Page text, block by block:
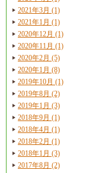
2021年3月 (1)
2021年1月 (1)
2020年12月 (1)
2020年11月 (1)
2020年2月 (5)
2020年1月 (8)
2019年10月 (1)
2019年8月 (2)
2019年1月 (3)
2018年9月 (1)
2018年4月 (1)
2018年2月 (1)
2018年1月 (3)
2017年8月 (2)